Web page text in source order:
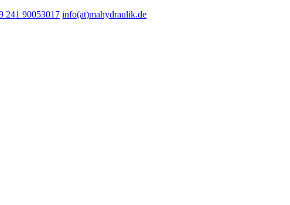
Zum
241 90053017 info(at)mahydraulik.de